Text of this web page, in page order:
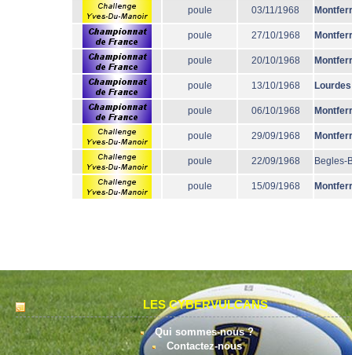
poule 03/11/1968
poule 27/10/1968
poule 20/10/1968
poule 13/10/1968 Lourdes
poule 06/10/1968
poule 29/09/1968
poule 22/09/1968 Begles-
poule 15/09/1968
LES CYBERVULCANS
Qui sommes-nous ?
Contactez-nous